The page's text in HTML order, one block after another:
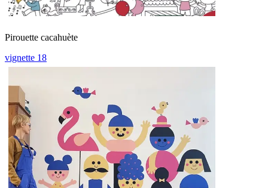
Pirouette cacahuète
vignette 18